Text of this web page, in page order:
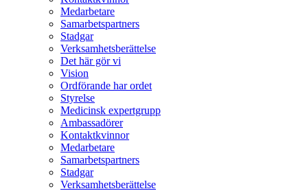
Medarbetare
Samarbetspartners
Stadgar
Verksamhetsberättelse
Det här gör vi
Vision
Ordförande har ordet
Styrelse
Medicinsk expertgrupp
Ambassadörer
Kontaktkvinnor
Medarbetare
Samarbetspartners
Stadgar
Verksamhetsberättelse